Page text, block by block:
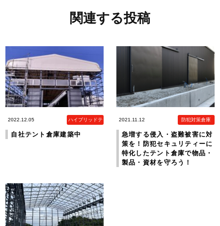
関連する投稿
2022.12.05
ハイブリッドテ
自社テント倉庫建築中
2021.11.12 防犯対策倉庫
急増する侵入・盗難被害に対
策を！防犯セキュリティーに
特化したテント倉庫で物品・
製品・資材を守ろう！